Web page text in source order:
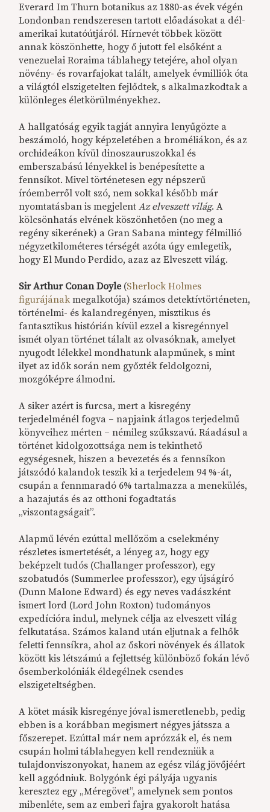
Everard Im Thurn botanikus az 1880-as évek végén
Londonban rendszeresen tartott előadásokat a dél-
amerikai kutatóútjáról. Hírnevét többek között
annak köszönhette, hogy ő jutott fel elsőként a
venezuelai Roraima táblahegy tetejére, ahol olyan
növény- és rovarfajokat talált, amelyek évmilliók óta
a világtól elszigetelten fejlődtek, s alkalmazkodtak a
különleges életkörülményekhez.
A hallgatóság egyik tagját annyira lenyűgözte a
beszámoló, hogy képzeletében a broméliákon, és az
orchideákon kívül dinoszauruszokkal és
emberszabású lényekkel is benépesítette a
fennsíkot. Mivel történetesen egy népszerű
íróemberről volt szó, nem sokkal később már
nyomtatásban is megjelentAz elveszett világ. A
kölcsönhatás elvének köszönhetően (no meg a
regény sikerének) a Gran Sabana mintegy félmillió
négyzetkilométeres térségét azóta úgy emlegetik,
hogy El Mundo Perdido, azaz az Elveszett világ.
Sir Arthur Conan Doyle(Sherlock Holmes
figurájának megalkotója) számos detektívtörténeten,
történelmi- és kalandregényen, misztikus és
fantasztikus histórián kívül ezzel a kisregénnyel
ismét olyan történet tálalt az olvasóknak, amelyet
nyugodt lélekkel mondhatunk alapműnek, s mint
ilyet az idők során nem győzték feldolgozni,
mozgóképre álmodni.
A siker azért is furcsa, mert a kisregény
terjedelménél fogva – napjaink átlagos terjedelmű
könyveihez mérten – némileg szűkszavú. Ráadásul a
történet kidolgozottsága nem is tekinthető
egységesnek, hiszen a bevezetés és a fennsíkon
játszódó kalandok teszik ki a terjedelem 94 %-át,
csupán a fennmaradó 6% tartalmazza a menekülés,
a hazajutás és az otthoni fogadtatás
„viszontagságait”.
Alapmű lévén ezúttal mellőzöm a cselekmény
részletes ismertetését, a lényeg az, hogy egy
beképzelt tudós (Challanger professzor), egy
szobatudós (Summerlee professzor), egy újságíró
(Dunn Malone Edward) és egy neves vadászként
ismert lord (Lord John Roxton) tudományos
expedícióra indul, melynek célja az elveszett világ
felkutatása. Számos kaland után eljutnak a felhők
feletti fennsíkra, ahol az őskori növények és állatok
között kis létszámú a fejlettség különböző fokán lévő
ősemberkolóniák éldegélnek csendes
elszigeteltségben.
A kötet másik kisregénye jóval ismeretlenebb, pedig
ebben is a korábban megismert négyes játssza a
főszerepet. Ezúttal már nem aprózzák el, és nem
csupán holmi táblahegyen kell rendezniük a
tulajdonviszonyokat, hanem az egész világ jövőjéért
kell aggódniuk. Bolygónk égi pályája ugyanis
keresztez egy „Méregövet”, amelynek sem pontos
mibenléte, sem az emberi fajra gyakorolt hatása